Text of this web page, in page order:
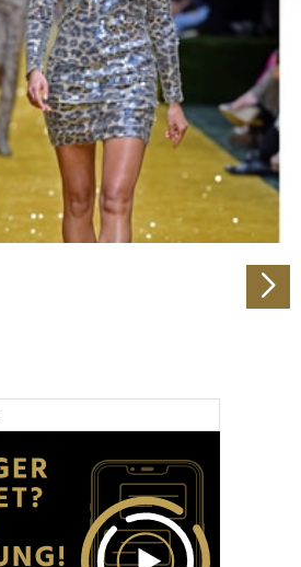
fest.
um Inhalte und Anzeigen zu
für soziale Medien anbieten
auf unsere Website zu
geben wir Informationen zu Ihrer
an unsere Partner für
und Analysen weiter. Unsere
möglicherweise mit
Rahmen Ihrer Nutzung der Dienste